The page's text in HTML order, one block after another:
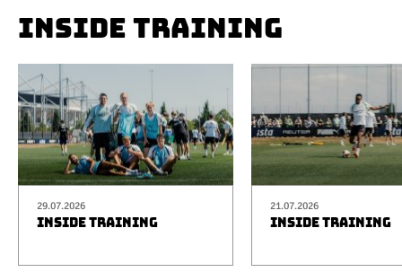
INSIDE TRAINING
29.07.2026
INSIDE TRAINING
21.07.2026
INSIDE TRAINING